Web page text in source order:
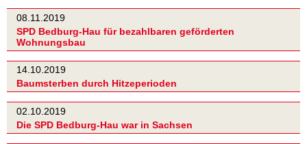
08.11.2019
SPD Bedburg-Hau für bezahlbaren geförderten
Wohnungsbau
14.10.2019
Baumsterben durch Hitzeperioden
02.10.2019
Die SPD Bedburg-Hau war in Sachsen